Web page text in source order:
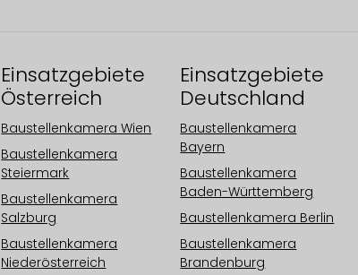
Einsatzgebiete
Österreich
Baustellenkamera Wien
Baustellenkamera
Steiermark
Baustellenkamera
Salzburg
Baustellenkamera
Niederösterreich
Einsatzgebiete
Deutschland
Baustellenkamera
Bayern
Baustellenkamera
Baden-Württemberg
Baustellenkamera Berlin
Baustellenkamera
Brandenburg